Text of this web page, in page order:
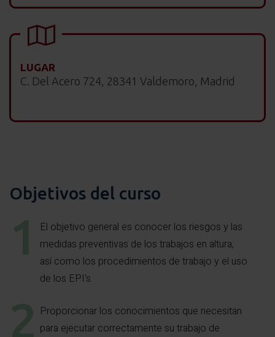
LUGAR
C. Del Acero 724, 28341 Valdemoro, Madrid
Objetivos del curso
El objetivo general es conocer los riesgos y las
medidas preventivas de los trabajos en altura,
así como los procedimientos de trabajo y el uso
de los EPI's.
Proporcionar los conocimientos que necesitan
para ejecutar correctamente su trabajo de